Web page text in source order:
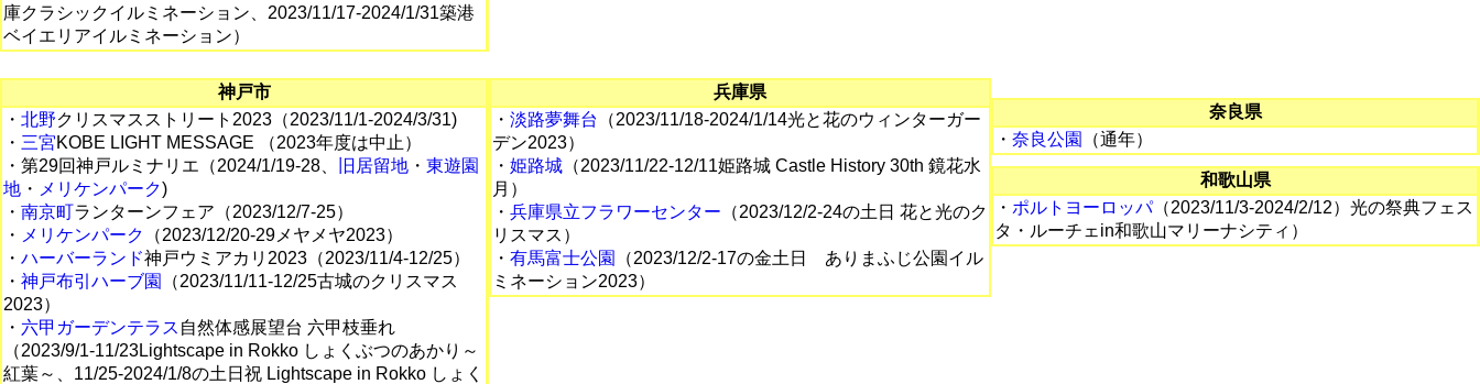
庫クラシックイルミネーション、2023/11/17-2024/1/31築港
ベイエリアイルミネーション）
神戸市
・ 北野クリスマスストリート2023（2023/11/1-2024/3/31)
・ 三宮KOBE LIGHT MESSAGE （2023年度は中止）
・第29回神戸ルミナリエ（2024/1/19-28、
旧居留地 ・ 東遊園
地 ・ メリケンパーク)
・ 南京町ランターンフェア（2023/12/7-25）
・ メリケンパーク
（2023/12/20-29メヤメヤ2023）
・ ハーバーランド神戸ウミアカリ2023（2023/11/4-12/25）
・ 神戸布引ハーブ園
（2023/11/11-12/25古城のクリスマス
2023）
・ 六甲ガーデンテラス 自然体感展望台 六甲枝垂れ
（2023/9/1-11/23Lightscape in Rokko しょくぶつのあかり～
紅葉～、11/25-2024/1/8の土日祝 Lightscape in Rokko しょく
兵庫県
・ 淡路夢舞台 （2023/11/18-2024/1/14光と花のウィンターガー
デン2023）
・ 姫路城（2023/11/22-12/11姫路城 Castle History 30th 鏡花水
月）
・ 兵庫県立フラワーセンター （2023/12/2-24の土日 花と光のク
リスマス）
・ 有馬富士公園
（2023/12/2-17の金土日 ありまふじ公園イル
ミネーション2023）
奈良県
・奈良公園 （通年）
和歌山県
・ ポルトヨーロッパ（2023/11/3-2024/2/12）光の祭典フェス
タ・ルーチェin和歌山マリーナシティ）